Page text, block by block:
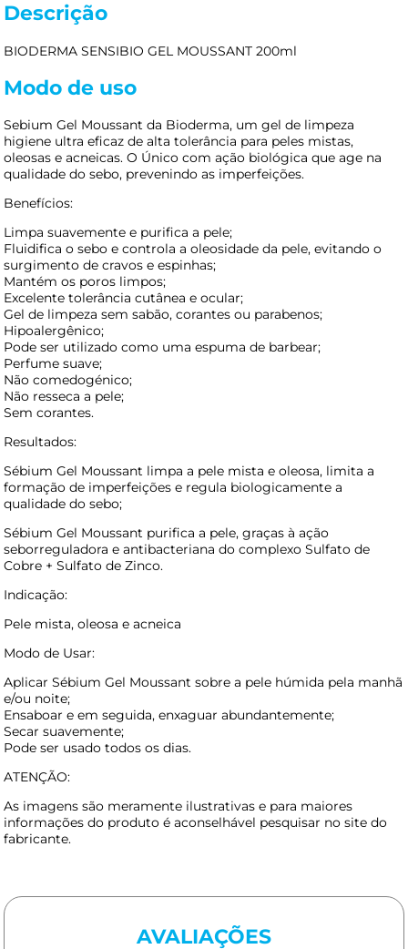
Descrição
BIODERMA SENSIBIO GEL MOUSSANT 200ml
Modo de uso
Sebium Gel Moussant da Bioderma, um gel de limpeza
higiene ultra eficaz de alta tolerância para peles mistas,
oleosas e acneicas. O Único com ação biológica que age na
qualidade do sebo, prevenindo as imperfeições.
Benefícios:
Limpa suavemente e purifica a pele;
Fluidifica o sebo e controla a oleosidade da pele, evitando o
surgimento de cravos e espinhas;
Mantém os poros limpos;
Excelente tolerância cutânea e ocular;
Gel de limpeza sem sabão, corantes ou parabenos;
Hipoalergênico;
Pode ser utilizado como uma espuma de barbear;
Perfume suave;
Não comedogénico;
Não resseca a pele;
Sem corantes.
Resultados:
Sébium Gel Moussant limpa a pele mista e oleosa, limita a
formação de imperfeições e regula biologicamente a
qualidade do sebo;
Sébium Gel Moussant purifica a pele, graças à ação
seborreguladora e antibacteriana do complexo Sulfato de
Cobre + Sulfato de Zinco.
Indicação:
Pele mista, oleosa e acneica
Modo de Usar:
Aplicar Sébium Gel Moussant sobre a pele húmida pela manhã
e/ou noite;
Ensaboar e em seguida, enxaguar abundantemente;
Secar suavemente;
Pode ser usado todos os dias.
ATENÇÃO:
As imagens são meramente ilustrativas e para maiores
informações do produto é aconselhável pesquisar no site do
fabricante.
AVALIAÇÕES